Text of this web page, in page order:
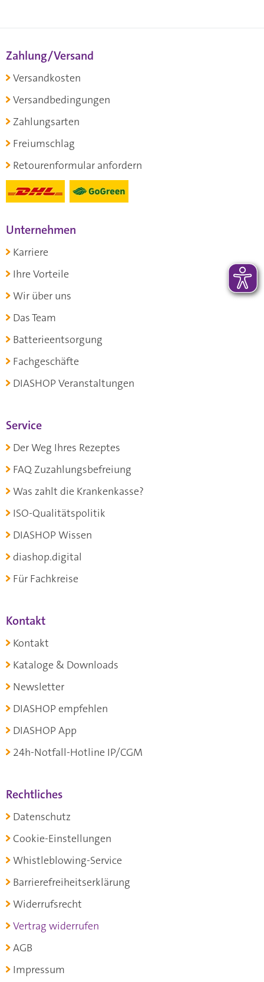
Zahlung/Versand
Versandkosten
Versandbedingungen
Zahlungsarten
Freiumschlag
Retourenformular anfordern
Unternehmen
Karriere
Ihre Vorteile
Wir über uns
Das Team
Batterieentsorgung
Fachgeschäfte
DIASHOP Veranstaltungen
Service
Der Weg Ihres Rezeptes
FAQ Zuzahlungsbefreiung
Was zahlt die Krankenkasse?
ISO-Qualitätspolitik
DIASHOP Wissen
diashop.digital
Für Fachkreise
Kontakt
Kontakt
Kataloge & Downloads
Newsletter
DIASHOP empfehlen
DIASHOP App
24h-Notfall-Hotline IP/CGM
Rechtliches
Datenschutz
Cookie-Einstellungen
Whistleblowing-Service
Barrierefreiheitserklärung
Widerrufsrecht
Vertrag widerrufen
AGB
Impressum